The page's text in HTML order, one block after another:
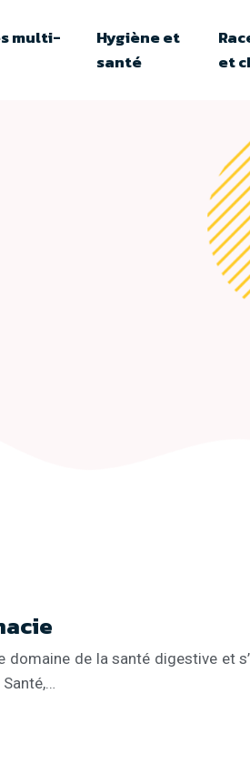
multi-
Hygiène et
santé
et
domaine de la santé digestive